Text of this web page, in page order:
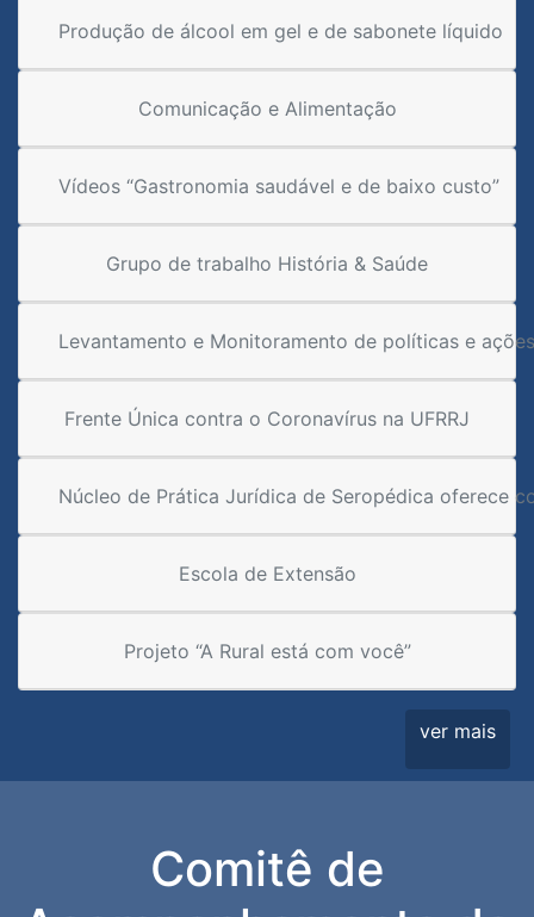
Produção de álcool em gel e de sabonete líquido
Comunicação e Alimentação
Vídeos “Gastronomia saudável e de baixo custo”
Grupo de trabalho História & Saúde
Levantamento e Monitoramento de políticas e
Frente Única contra o Coronavírus na UFRRJ
Núcleo de Prática Jurídica de Seropédica oferece
Escola de Extensão
Projeto “A Rural está com você”
ver mais
Comitê de